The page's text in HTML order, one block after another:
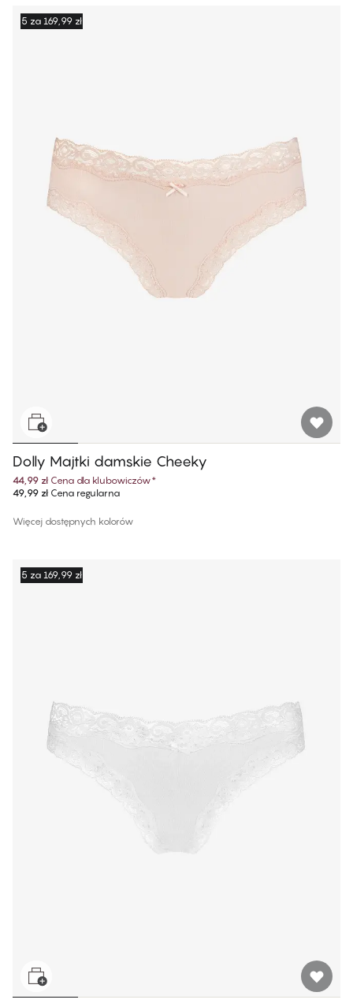
5 za 169,99 zł
Dolly Majtki damskie Cheeky
44,99 zł Cena dla klubowiczów*
49,99 złCena regularna
Więcej dostępnych kolorów
5 za 169,99 zł